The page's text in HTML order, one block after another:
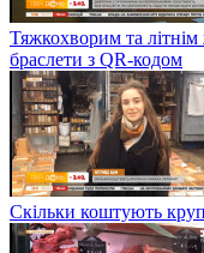
Тяжкохворим та
браслети з QR-кодом
Скільки коштують